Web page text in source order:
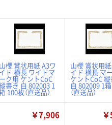
山櫻 賞状用紙 A3ワ
イド 横長 ワイドマ
ーク用 ケントCoC
書き 白 802003 1
100枚（直送品）
山櫻 賞状用
イド 横長 マ
ケントCoC
白 802009 1
（直送品）
￥7,906